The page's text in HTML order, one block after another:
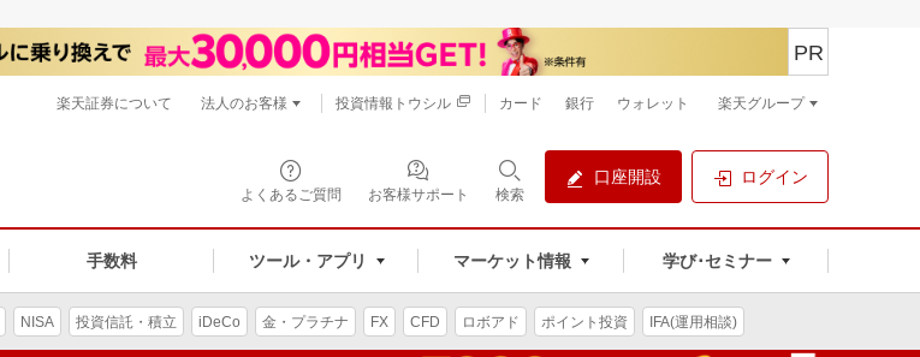
よくあるご質問 お客様サポート 検索
口座開設 ログイン
手数料 ツール・アプリ マーケット情報 学び･セミナー
PR
楽天証券について 法人のお客様 投資情報トウシル カード 銀行 ウォレット 楽天グループ
NISA 投資信託・積立 iDeCo 金・プラチナ FX CFD ロボアド ポイント投資 IFA(運用相談)